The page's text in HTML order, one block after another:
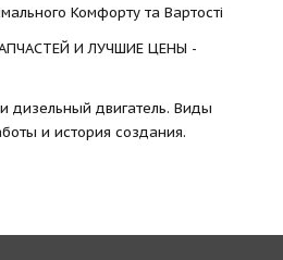
Комфорту та Вартості
И ЛУЧШИЕ ЦЕНЫ -
дизельный двигатель. Виды
и история создания.